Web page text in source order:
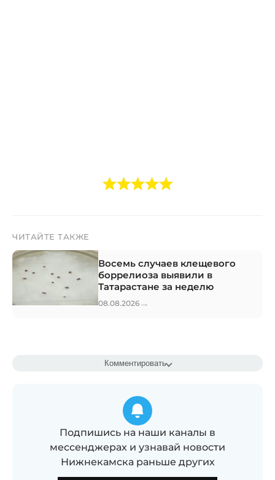
ЧИТАЙТЕ ТАКЖЕ
Восемь случаев клещевого
боррелиоза выявили в
Татарастане за неделю
08.08.2026 →
Комментировать
Подпишись на наши каналы в
мессенджерах и узнавай новости
Нижнекамска раньше других